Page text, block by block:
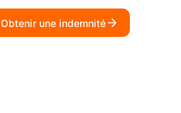
Obtenir une indemnité